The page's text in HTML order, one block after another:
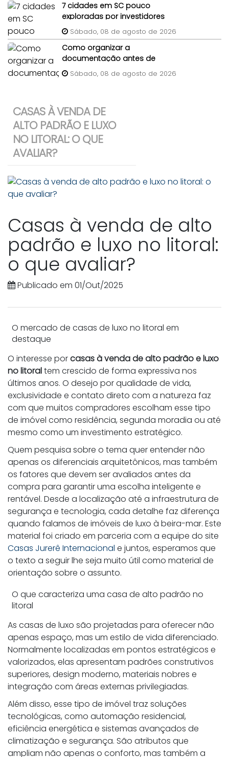
7 cidades em SC pouco
exploradas por investidores
imobiliários
Sábado, 08 de agosto de 2026
Como organizar a
documentação antes de
anunciar uma casa para venda
em Bombinhas?
Sábado, 08 de agosto de 2026
CASAS À VENDA DE
ALTO PADRÃO E LUXO
NO LITORAL: O QUE
AVALIAR?
Casas à venda de alto
padrão e luxo no litoral:
o que avaliar?
Publicado em 01/Out/2025
O mercado de casas de luxo no litoral em
destaque
O interesse porcasas à venda de alto padrão e luxo
no litoraltem crescido de forma expressiva nos
últimos anos. O desejo por qualidade de vida,
exclusividade e contato direto com a natureza faz
com que muitos compradores escolham esse tipo
de imóvel como residência, segunda moradia ou até
mesmo como um investimento estratégico.
Quem pesquisa sobre o tema quer entender não
apenas os diferenciais arquitetônicos, mas também
os fatores que devem ser avaliados antes da
compra para garantir uma escolha inteligente e
rentável. Desde a localização até a infraestrutura de
segurança e tecnologia, cada detalhe faz diferença
quando falamos de imóveis de luxo à beira-mar. Este
material foi criado em parceria com a equipe do site
Casas Jurerê Internacional e juntos, esperamos que
o texto a seguir lhe seja muito útil como material de
orientação sobre o assunto.
O que caracteriza uma casa de alto padrão no
litoral
As casas de luxo são projetadas para oferecer não
apenas espaço, mas um estilo de vida diferenciado.
Normalmente localizadas em pontos estratégicos e
valorizados, elas apresentam padrões construtivos
superiores, design moderno, materiais nobres e
integração com áreas externas privilegiadas.
Além disso, esse tipo de imóvel traz soluções
tecnológicas, como automação residencial,
eficiência energética e sistemas avançados de
climatização e segurança. São atributos que
ampliam não apenas o conforto, mas também a